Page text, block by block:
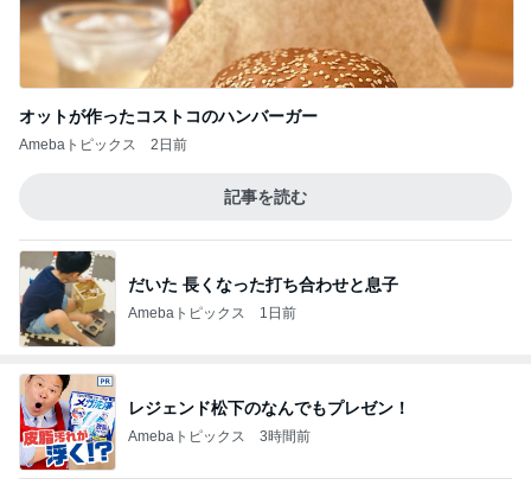
オットが作ったコストコのハンバーガー
Amebaトピックス 2日前
記事を読む
だいた 長くなった打ち合わせと息子
Amebaトピックス 1日前
レジェンド松下のなんでもプレゼン！
Amebaトピックス 3時間前